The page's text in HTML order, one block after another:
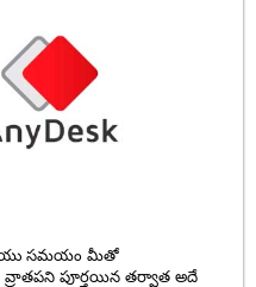
సమయం మీతో
పూర్తయిన తర్వాత అదే